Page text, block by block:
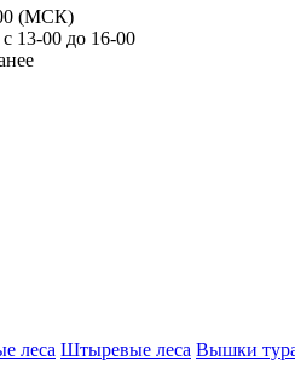
(МСК)
13-00 до 16-00
леса Штыревые леса Вышки